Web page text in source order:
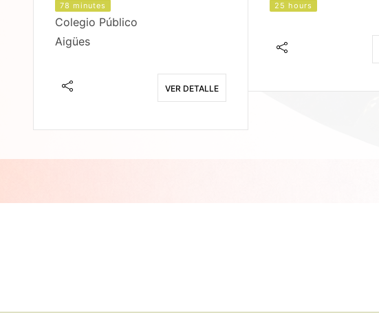
78 minutes
Colegio Público
Aigües
VER DETALLE
25 hours